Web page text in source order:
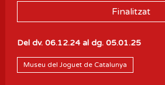
Finalitzat
Del dv. 06.12.24 al dg. 05.01.25
Museu del Joguet de Catalunya